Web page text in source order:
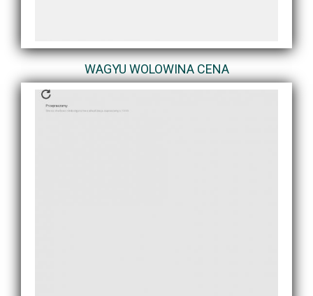
WAGYU WOLOWINA CENA